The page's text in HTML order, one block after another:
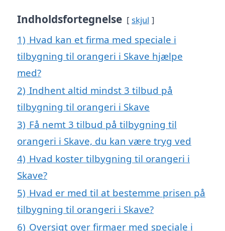
Indholdsfortegnelse skjul
1) Hvad kan et firma med speciale i
tilbygning til orangeri i Skave hjælpe
med?
2) Indhent altid mindst 3 tilbud på
tilbygning til orangeri i Skave
3) Få nemt 3 tilbud på tilbygning til
orangeri i Skave, du kan være tryg ved
4) Hvad koster tilbygning til orangeri i
Skave?
5) Hvad er med til at bestemme prisen på
tilbygning til orangeri i Skave?
6) Oversigt over firmaer med speciale i